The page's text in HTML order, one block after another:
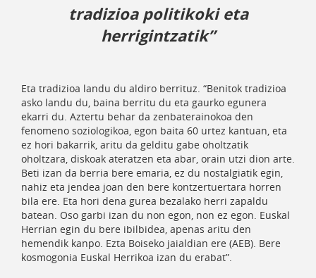
tradizioa politikoki eta
herrigintzatik”
Eta tradizioa landu du aldiro berrituz. “Benitok tradizioa
asko landu du, baina berritu du eta gaurko egunera
ekarri du. Aztertu behar da zenbaterainokoa den
fenomeno soziologikoa, egon baita 60 urtez kantuan, eta
ez hori bakarrik, aritu da gelditu gabe oholtzatik
oholtzara, diskoak ateratzen eta abar, orain utzi dion arte.
Beti izan da berria bere emaria, ez du nostalgiatik egin,
nahiz eta jendea joan den bere kontzertuertara horren
bila ere. Eta hori dena gurea bezalako herri zapaldu
batean. Oso garbi izan du non egon, non ez egon. Euskal
Herrian egin du bere ibilbidea, apenas aritu den
hemendik kanpo. Ezta Boiseko jaialdian ere (AEB). Bere
kosmogonia Euskal Herrikoa izan du erabat”.